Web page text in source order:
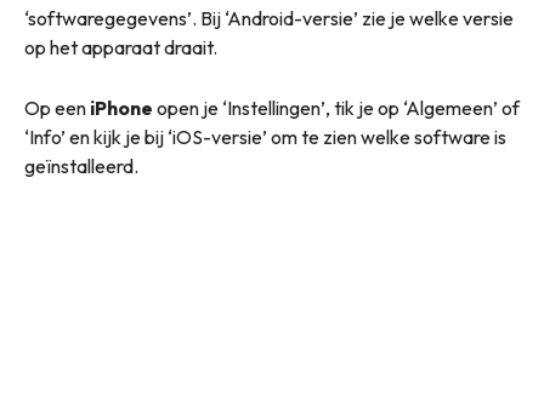
‘softwaregegevens’. Bij ‘Android-versie’ zie je welke versie
op het apparaat draait.
Op een iPhone open je ‘Instellingen’, tik je op ‘Algemeen’ of
‘Info’ en kijk je bij ‘iOS-versie’ om te zien welke software is
geïnstalleerd.